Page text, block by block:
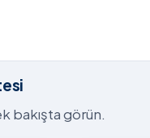
bakışta görün.